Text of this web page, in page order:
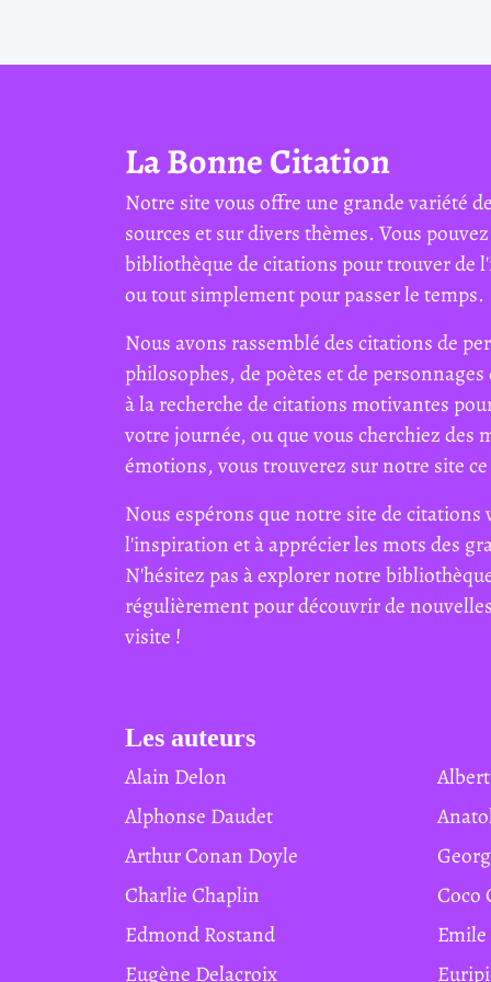
La Bonne Citation
Notre site vous offre une grande variété
sources et sur divers thèmes. Vous
bibliothèque de citations pour trouver de
ou tout simplement pour passer le temps.
Nous avons rassemblé des citations de
philosophes, de poètes et de
à la recherche de citations motivantes
votre journée, ou que vous cherchiez des
émotions, vous trouverez sur notre site
Nous espérons que notre site de citations
l'inspiration et à apprécier les mots des
N'hésitez pas à explorer notre
régulièrement pour découvrir de
visite !
Les auteurs
Alain Delon
Alphonse Daudet
Arthur Conan Doyle
Charlie Chaplin
Edmond Rostand
Eugène Delacroix